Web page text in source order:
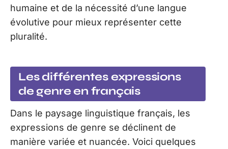
humaine et de la nécessité d’une langue
évolutive pour mieux représenter cette
pluralité.
Les différentes expressions
de genre en français
Dans le paysage linguistique français, les
expressions de genre se déclinent de
manière variée et nuancée. Voici quelques